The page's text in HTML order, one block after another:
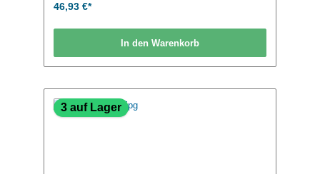
46,93 €*
In den Warenkorb
3 auf Lager